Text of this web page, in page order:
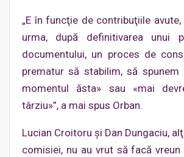
„E în funcţie de contribuţiile avute,
urma, după definitivarea unui
documentului, un proces de
prematur să stabilim, să
momentul ăsta» sau «mai
târziu»”, a mai spus Orban.
Lucian Croitoru şi Dan Dungaciu,
comisiei, nu au vrut să facă